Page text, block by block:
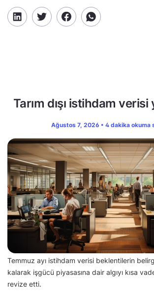
Tarım dışı istihdam verisi
Ağustos 7, 2026 • 4 dakika okuma
Temmuz ayı istihdam verisi beklentilerin
kalarak işgücü piyasasına dair algıyı kısa
revize etti.